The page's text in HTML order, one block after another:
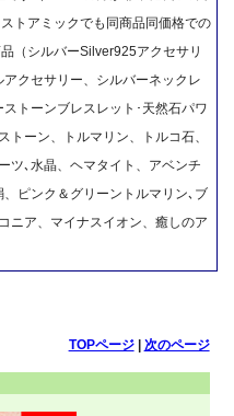
トアミックでも同商品同価格での
（シルバーSilver925アクセサリ
クセサリー、シルバーネックレ
トーンブレスレット･天然石パワ
トーン、トルマリン、トルコ石、
ツ､水晶、ヘマタイト、アベンチ
ピンク＆グリーントルマリン､ブ
ニア、マイナスイオン、癒しのア
TOPページ| 次のページ